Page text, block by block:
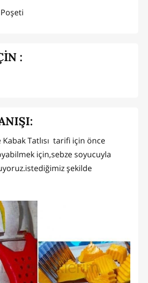
Poşeti
:
Kabak Tatlısı tarifi için önce
için,sebze soyucuyla
şekilde